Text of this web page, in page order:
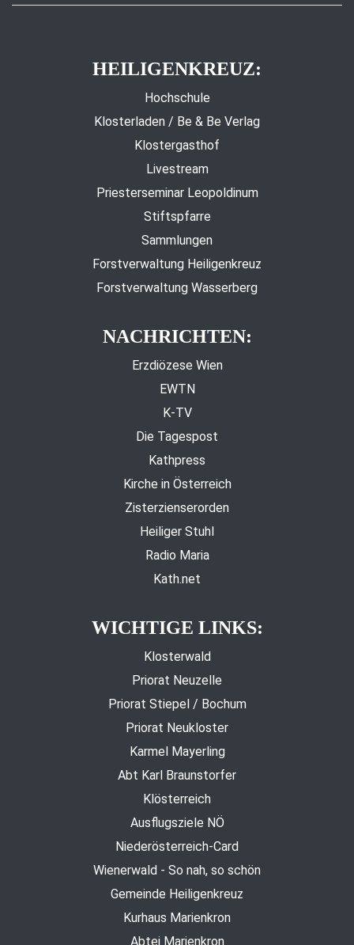
HEILIGENKREUZ:
Hochschule
Klosterladen / Be & Be Verlag
Klostergasthof
Livestream
Priesterseminar Leopoldinum
Stiftspfarre
Sammlungen
Forstverwaltung Heiligenkreuz
Forstverwaltung Wasserberg
NACHRICHTEN:
Erzdiözese Wien
EWTN
K-TV
Die Tagespost
Kathpress
Kirche in Österreich
Zisterzienserorden
Heiliger Stuhl
Radio Maria
Kath.net
WICHTIGE LINKS:
Klosterwald
Priorat Neuzelle
Priorat Stiepel / Bochum
Priorat Neukloster
Karmel Mayerling
Abt Karl Braunstorfer
Klösterreich
Ausflugsziele NÖ
Niederösterreich-Card
Wienerwald - So nah, so schön
Gemeinde Heiligenkreuz
Kurhaus Marienkron
Abtei Marienkron